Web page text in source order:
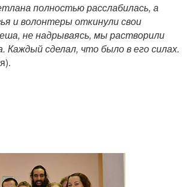
полностью расслабилась, а
и волонтеры откинули свои
не надрываясь, мы растворили
Каждый сделал, что было в его силах.